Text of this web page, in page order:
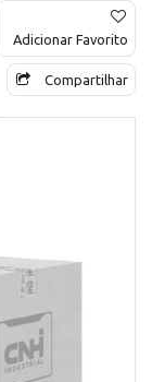
Adicionar Favorito
Compartilhar